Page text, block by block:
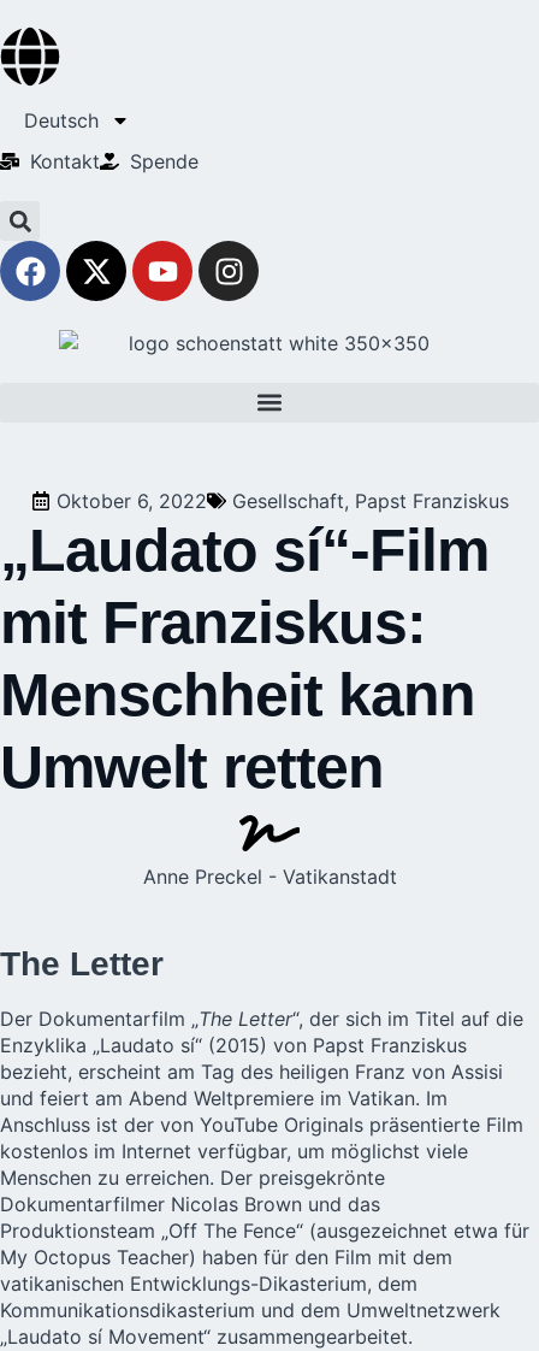
Deutsch
Kontakt
Spende
Oktober 6, 2022 Gesellschaft, Papst Franziskus
„Laudato sí“-Film
mit Franziskus:
Menschheit kann
Umwelt retten
Anne Preckel - Vatikanstadt
The Letter
Der Dokumentarfilm „The Letter“, der sich im Titel auf die
Enzyklika „Laudato sí“ (2015) von Papst Franziskus
bezieht, erscheint am Tag des heiligen Franz von Assisi
und feiert am Abend Weltpremiere im Vatikan. Im
Anschluss ist der von YouTube Originals präsentierte Film
kostenlos im Internet verfügbar, um möglichst viele
Menschen zu erreichen. Der preisgekrönte
Dokumentarfilmer Nicolas Brown und das
Produktionsteam „Off The Fence“ (ausgezeichnet etwa für
My Octopus Teacher) haben für den Film mit dem
vatikanischen Entwicklungs-Dikasterium, dem
Kommunikationsdikasterium und dem Umweltnetzwerk
„Laudato sí Movement“ zusammengearbeitet.